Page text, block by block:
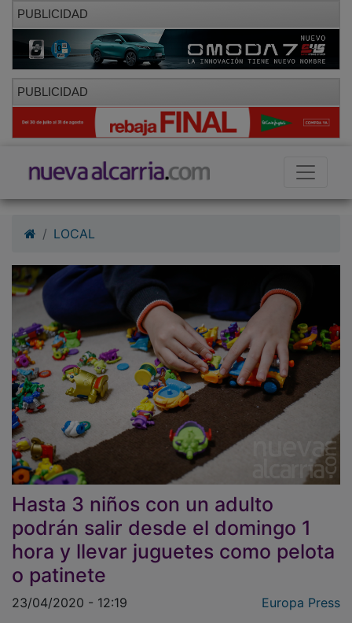
PUBLICIDAD
PUBLICIDAD
Hasta 3 niños con un adulto
podrán salir desde el domingo 1
hora y llevar juguetes como pelota
o patinete
23/04/2020 - 12:19